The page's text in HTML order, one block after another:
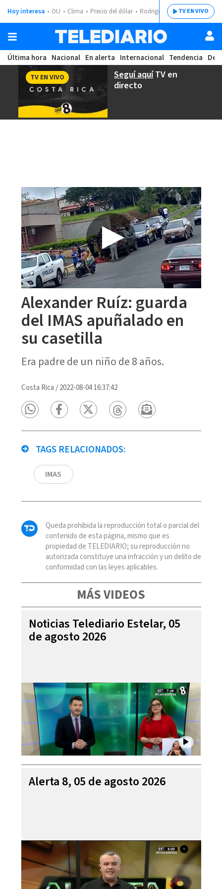
Hoy interesa OIJ Clima Precio del dólar Rodrigo ChavesTV EN VIVO
Última hora Nacional En alerta Internacional Tendencia
Seguí aquíTV en
directo
TV EN VIVO
Alexander Ruíz: guarda
del IMAS apuñalado en
su casetilla
Era padre de un niño de 8 años.
Costa Rica /2022-08-04 16:37:42
TAGS RELACIONADOS:
IMAS
Queda prohibida la reproducción total o parcial del
contenido de esta página, mismo que es
propiedad de TELEDIARIO; su reproducción no
autorizada constituye una infracción y un delito de
conformidad con las leyes aplicables.
MÁS VIDEOS
Noticias Telediario Estelar, 05
de agosto 2026
Alerta 8, 05 de agosto 2026